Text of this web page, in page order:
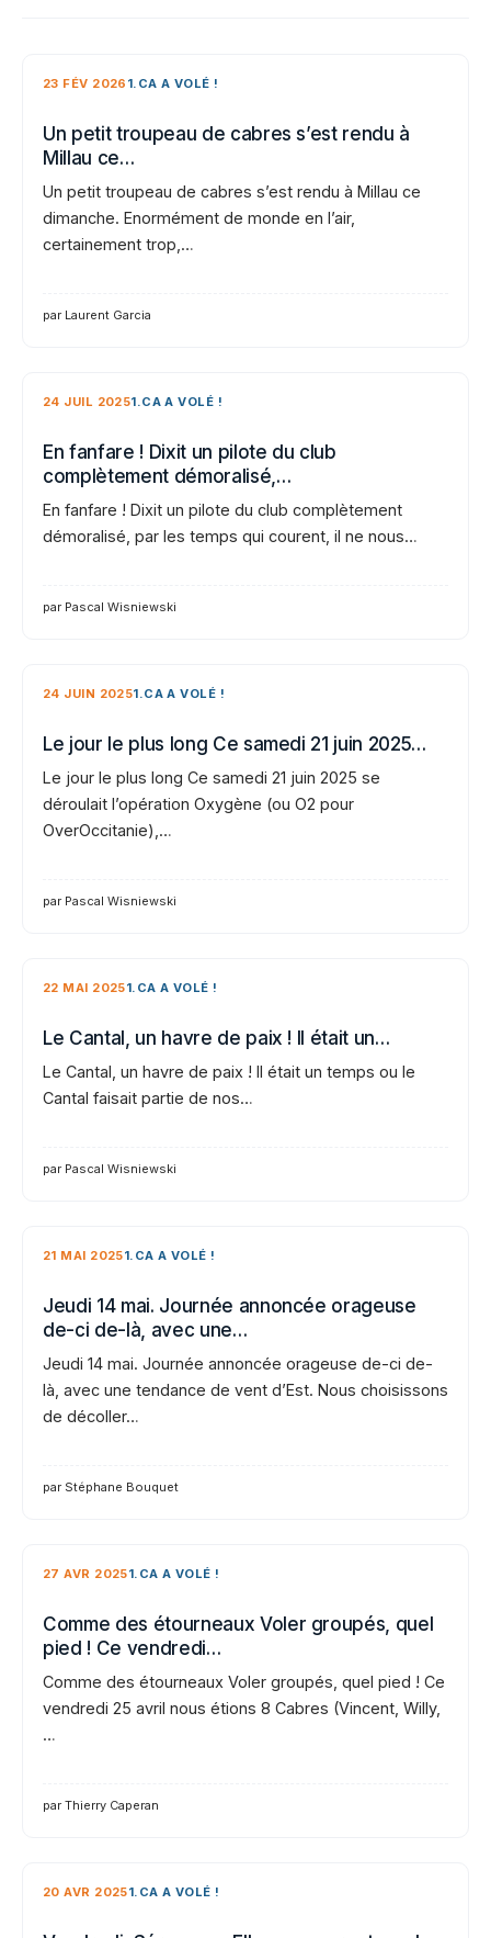
23 FÉV 2026 1.CA A VOLÉ !
Un petit troupeau de cabres s’est rendu à
Millau ce…
Un petit troupeau de cabres s’est rendu à Millau ce
dimanche. Enormément de monde en l’air,
certainement trop,…
par Laurent Garcia
24 JUIL 20251.CA A VOLÉ !
En fanfare ! Dixit un pilote du club
complètement démoralisé,…
En fanfare ! Dixit un pilote du club complètement
démoralisé, par les temps qui courent, il ne nous…
par Pascal Wisniewski
24 JUIN 20251.CA A VOLÉ !
Le jour le plus long Ce samedi 21 juin 2025…
Le jour le plus long Ce samedi 21 juin 2025 se
déroulait l’opération Oxygène (ou O2 pour
OverOccitanie),…
par Pascal Wisniewski
22 MAI 20251.CA A VOLÉ !
Le Cantal, un havre de paix ! Il était un…
Le Cantal, un havre de paix ! Il était un temps ou le
Cantal faisait partie de nos…
par Pascal Wisniewski
21 MAI 20251.CA A VOLÉ !
Jeudi 14 mai. Journée annoncée orageuse
de-ci de-là, avec une…
Jeudi 14 mai. Journée annoncée orageuse de-ci de-
là, avec une tendance de vent d’Est. Nous choisissons
de décoller…
par Stéphane Bouquet
27 AVR 20251.CA A VOLÉ !
Comme des étourneaux Voler groupés, quel
pied ! Ce vendredi…
Comme des étourneaux Voler groupés, quel pied ! Ce
vendredi 25 avril nous étions 8 Cabres (Vincent, Willy,
…
par Thierry Caperan
20 AVR 20251.CA A VOLÉ !